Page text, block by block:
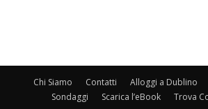
Chi Siamo Contatti Alloggi a Dublino
Sondaggi
Scarica l’eBook Trova